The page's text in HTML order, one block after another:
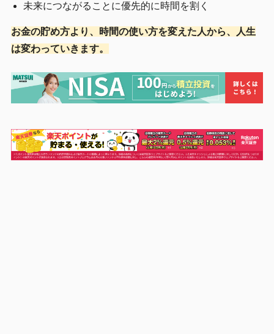
未来につながることに優先的に時間を割く
お金の貯め方より、時間の使い方を変えた人から、人生
は変わっていきます。